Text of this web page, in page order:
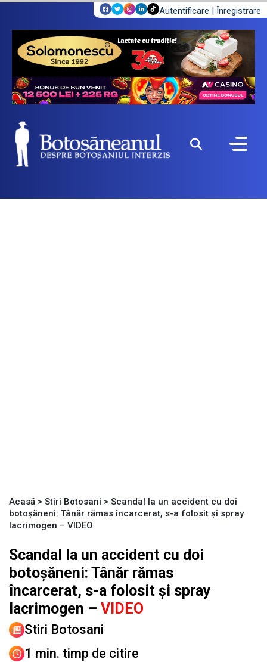
Autentificare | Înregistrare
Acasă > Stiri Botosani > Scandal la un accident cu doi
botoșăneni: Tânăr rămas încarcerat, s-a folosit și spray
lacrimogen – VIDEO
Scandal la un accident cu doi
botoșăneni: Tânăr rămas
încarcerat, s-a folosit și spray
lacrimogen – VIDEO
Stiri Botosani
1 min. timp de citire